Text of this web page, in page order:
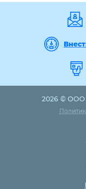
2026 © ООО